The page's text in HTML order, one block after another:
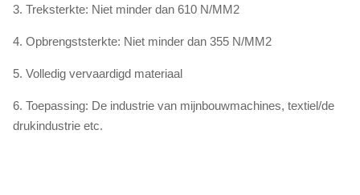
3. Treksterkte: Niet minder dan 610 N/MM2
4. Opbrengststerkte: Niet minder dan 355 N/MM2
5. Volledig vervaardigd materiaal
6. Toepassing: De industrie van mijnbouwmachines, textiel/de
drukindustrie etc.